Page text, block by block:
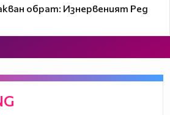
обрат: Изнервеният Ред